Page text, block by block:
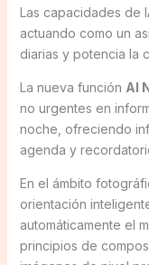
Las capacidades de
actuando como un
diarias y potencia la
La nueva función AI
no urgentes en
noche, ofreciendo
agenda y
En el ámbito
orientación
automáticamente el
principios de